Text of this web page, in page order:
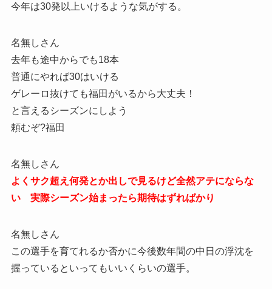
今年は30発以上いけるような気がする。
名無しさん
去年も途中からでも18本
普通にやれば30はいける
ゲレーロ抜けても福田がいるから大丈夫！
と言えるシーズンにしよう
頼むぞ?福田
名無しさん
よくサク超え何発とか出しで見るけど全然アテにならな
い 実際シーズン始まったら期待はずればかり
名無しさん
この選手を育てれるか否かに今後数年間の中日の浮沈を
握っているといってもいいくらいの選手。